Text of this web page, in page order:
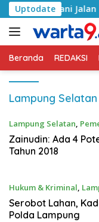
Langsung
ke
konten
UptodateJalan RA
Beranda REDAKSI
Lampung Selatan
Lampung Selatan,
Zainudin: Ada 4
Tahun 2018
Hukum & Kriminal,
Serobot Lahan,
Polda Lampung